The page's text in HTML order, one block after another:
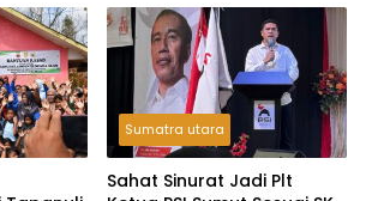
Sumatra utara
Sahat Sinurat Jadi Plt